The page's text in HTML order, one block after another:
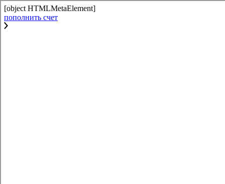
[object HTMLMetaElement]
пополнить счет